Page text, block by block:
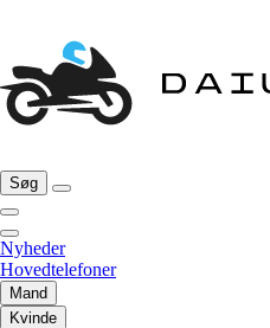
Søg
Nyheder
Hovedtelefoner
Mand
Kvinde